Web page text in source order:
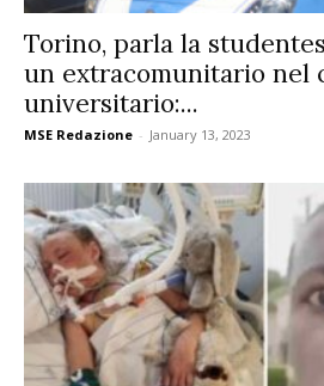
Torino, parla la
un extracomunitario nel
universitario:...
MSE Redazione - January 13, 2023